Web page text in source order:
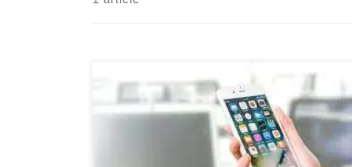
L’expérience mobile utilisateur : la clé d’une
application réussie Dans le monde numérique
d’aujourd’hui, les smartphones sont devenus une
extension de nous-mêmes. Que ce soit pour naviguer
sur Internet, communiquer avec nos proches ou